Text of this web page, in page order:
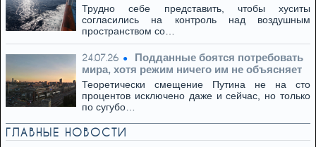
Трудно себе представить, чтобы хуситы
согласились на контроль над воздушным
пространством со…
24.07.26
Подданные боятся потребовать
мира, хотя режим ничего им не объясняет
Теоретически смещение Путина не на сто
процентов исключено даже и сейчас, но только
по сугубо…
ГЛАВНЫЕ НОВОСТИ